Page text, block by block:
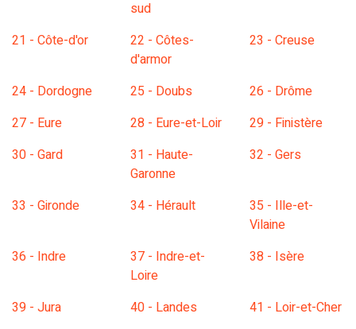
sud
21 - Côte-d'or
22 - Côtes-
d'armor
23 - Creuse
24 - Dordogne 25 - Doubs
26 - Drôme
27 - Eure
28 - Eure-et-Loir
29 - Finistère
30 - Gard
31 - Haute-
Garonne
32 - Gers
33 - Gironde 34 - Hérault
35 - Ille-et-
Vilaine
36 - Indre
37 - Indre-et-
Loire
38 - Isère
39 - Jura 40 - Landes
41 - Loir-et-Cher